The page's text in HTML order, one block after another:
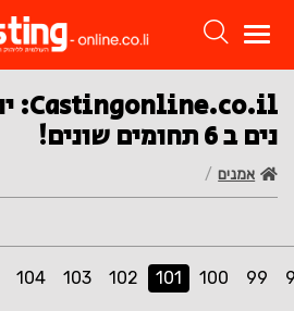
נים ב 6 תחומים שונים!
אמנים
99
100
101
102
103
104